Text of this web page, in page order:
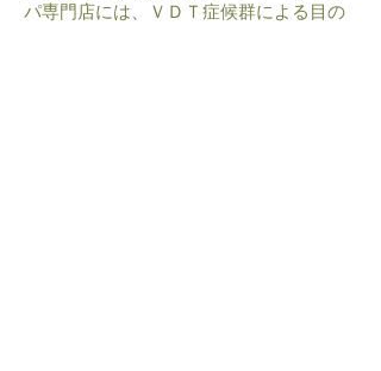
パ専門店には、ＶＤＴ症候群による目の